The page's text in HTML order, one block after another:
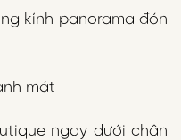
kính panorama đón
mát
ngay dưới chân